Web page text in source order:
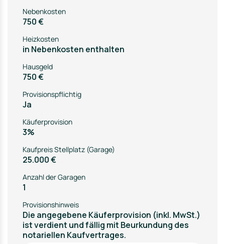
Nebenkosten
750 €
Heizkosten
in Nebenkosten enthalten
Hausgeld
750 €
Provisionspflichtig
Ja
Käuferprovision
3%
Kaufpreis Stellplatz (Garage)
25.000 €
Anzahl der Garagen
1
Provisionshinweis
Die angegebene Käuferprovision (inkl. MwSt.)
ist verdient und fällig mit Beurkundung des
notariellen Kaufvertrages.